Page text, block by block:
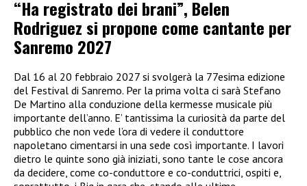
“Ha registrato dei brani”, Belen
Rodriguez si propone come cantante per
Sanremo 2027
Dal 16 al 20 febbraio 2027 si svolgerà la 77esima edizione
del Festival di Sanremo. Per la prima volta ci sarà Stefano
De Martino alla conduzione della kermesse musicale più
importante dell’anno. E’ tantissima la curiosità da parte del
pubblico che non vede l’ora di vedere il conduttore
napoletano cimentarsi in una sede così importante. I lavori
dietro le quinte sono già iniziati, sono tante le cose ancora
da decidere, come co-conduttore e co-conduttrici, ospiti e,